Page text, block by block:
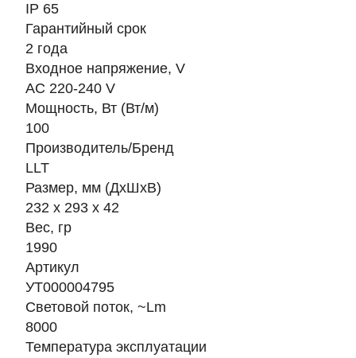
IP 65
Гарантийный срок
2 года
Входное напряжение, V
AC 220-240 V
Мощность, Вт (Вт/м)
100
Производитель/Бренд
LLT
Размер, мм (ДхШхВ)
232 х 293 х 42
Вес, гр
1990
Артикул
УТ000004795
Световой поток, ~Lm
8000
Температура эксплуатации